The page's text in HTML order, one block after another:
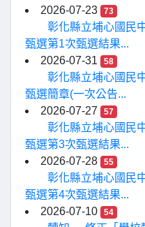
2026-07-23
73
彰化縣立埔心國民
甄選第1次甄選結果...
2026-07-31
58
彰化縣立埔心國民
甄選簡章(一次公告...
2026-07-27
57
彰化縣立埔心國民
甄選第3次甄選結果...
2026-07-28
55
彰化縣立埔心國民
甄選第4次甄選結果...
2026-07-10
54